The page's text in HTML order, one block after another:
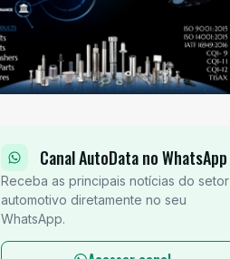
Canal AutoData no WhatsApp
Receba as principais notícias do setor
automotivo diretamente no seu
WhatsApp.